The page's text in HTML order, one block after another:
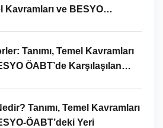
Kavramları ve BESYO
Tanımı, Temel Kavramları
ÖABT’de Karşılaşılan
Tanımı, Temel Kavramları
ÖABT’deki Yeri